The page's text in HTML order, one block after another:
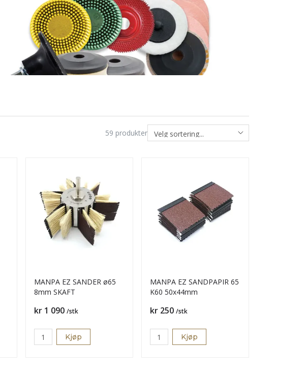
59 produkter
MANPA EZ SANDER ø65
8mm SKAFT
Pris
kr 1 090 /stk
Kjøp
MANPA EZ SANDPAPIR 65
K60 50x44mm
Pris
kr 250 /stk
Kjøp